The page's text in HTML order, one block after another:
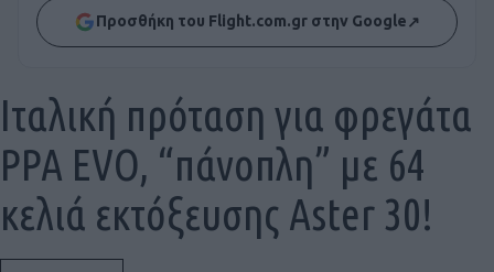
Προσθήκη του Flight.com.gr στην Google↗
Ιταλική πρόταση για φρεγάτα
PPA EVO, “πάνοπλη” με 64
κελιά εκτόξευσης Aster 30!